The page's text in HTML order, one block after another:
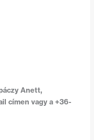
Anett,
címen vagy a +36-